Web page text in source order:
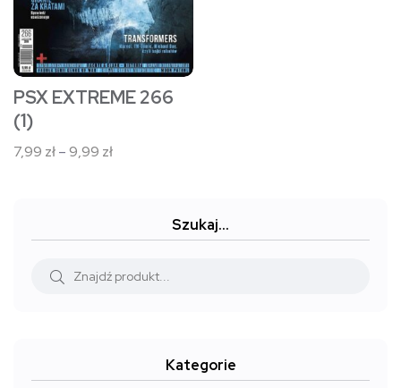
można
wybrać
na
stronie
produktu
PSX EXTREME 266
(1)
7,99 zł–9,99 złZakres
do
Szukaj…
Kategorie